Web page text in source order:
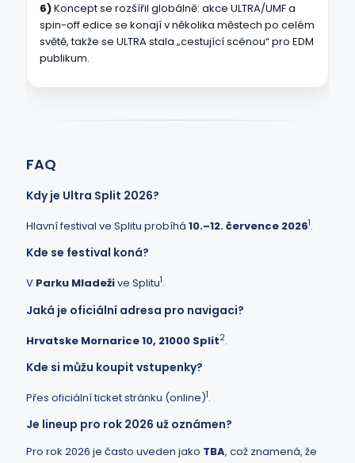
6)Koncept se rozšířil globálně: akce ULTRA/UMF a
spin-off edice se konají v několika městech po celém
světě, takže se ULTRA stala „cestující scénou“ pro EDM
publikum.
FAQ
Kdy je Ultra Split 2026?
Hlavní festival ve Splitu probíhá 10.–12. července 20261.
Kde se festival koná?
V Parku Mladežive Splitu1.
Jaká je oficiální adresa pro navigaci?
Hrvatske Mornarice 10, 21000 Split2.
Kde si můžu koupit vstupenky?
Přes oficiální ticket stránku (online)1.
Je lineup pro rok 2026 už oznámen?
Pro rok 2026 je často uveden jako TBA, což znamená, že